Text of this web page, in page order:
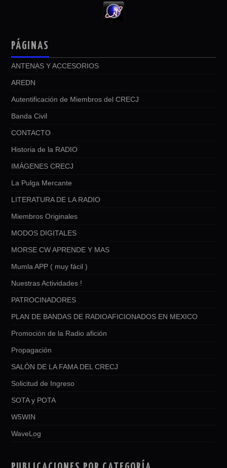
PÁGINAS
ANTENAS Y ACCESORIOS
AREDN
Autentificación de Miembros del CRECJ
Banda Civil
CONTACTO
Historia de la RADIO
IMÁGENES CRECJ
La Pulga Mercante
LITERATURA DE LA RADIO
Miembros Originales
MODOS DIGITALES
MORSE CW APRENDE Y MAS
Mumla APP ( muy fácil )
Nuestras Actividades !
PATROCINADORES
PLAN DE BANDAS DE RADIOAFICIONADOS EN MEXICO
Promoción de la Radio afición
Propagación
SALÓN DE LA FAMA DEL CRECJ
Solicitud de Ingreso
SOTA y POTA
W5WIN
WaveLog